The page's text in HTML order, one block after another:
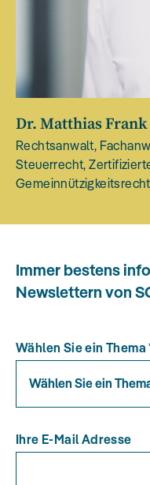
Dr. Matthias Frank
Rechtsanwalt,
Steuerrecht,
Immer bestens
Newslettern von
Wählen Sie ein Thema
Wählen Sie ein
Ihre E-Mail Adresse